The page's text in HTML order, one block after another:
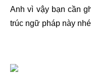
Anh vì vậy bạn cần
trúc ngữ pháp này